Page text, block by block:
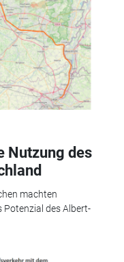
Nutzung des
machten
Potenzial des Albert-